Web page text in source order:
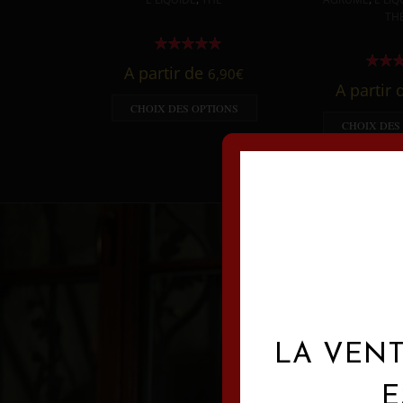
A partir de 6,90€
CHOIX DES OPTIONS
A partir
CHOIX DES
LA